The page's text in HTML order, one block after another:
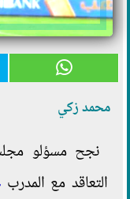
محمد زكي
نجح مسؤلو
التعاقد مع المدرب